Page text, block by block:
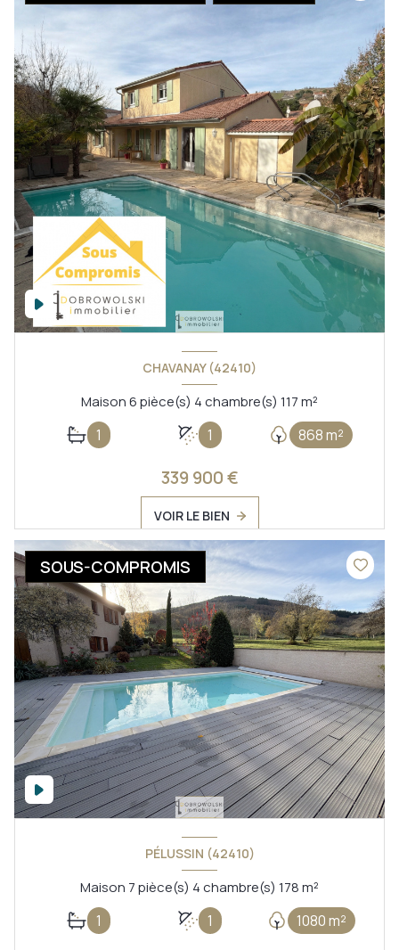
CHAVANAY (42410)
Maison 6 pièce(s) 4 chambre(s) 117 m²
1 1 868 m²
339 900 €
VOIR LE BIEN
SOUS-COMPROMIS
PÉLUSSIN (42410)
Maison 7 pièce(s) 4 chambre(s) 178 m²
1 1 1080 m²